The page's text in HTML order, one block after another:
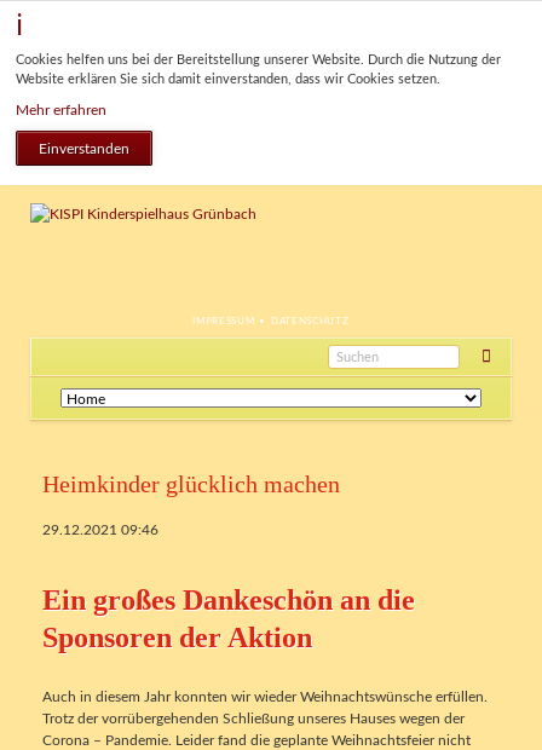
Cookies helfen uns bei der Bereitstellung unserer Website. Durch die Nutzung der
Website erklären Sie sich damit einverstanden, dass wir Cookies setzen.
Mehr erfahren
Einverstanden
NAVIGATION
IMPRESSUM DATENSCHUTZ
Navigation
überspringen
Heimkinder glücklich machen
29.12.2021 09:46
Ein großes Dankeschön an die
Sponsoren der Aktion
Auch in diesem Jahr konnten wir wieder Weihnachtswünsche erfüllen.
Trotz der vorrübergehenden Schließung unseres Hauses wegen der
Corona – Pandemie. Leider fand die geplante Weihnachtsfeier nicht